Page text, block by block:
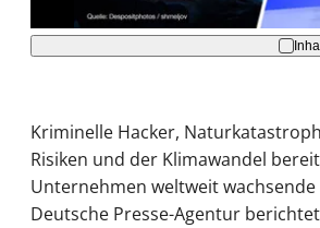
Kriminelle Hacker,
Risiken und der Klimawandel
Unternehmen weltweit wachsende
Deutsche Presse-Agentur